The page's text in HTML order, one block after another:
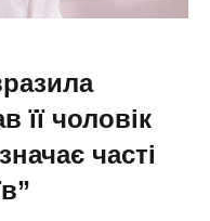
її чоловік
часті